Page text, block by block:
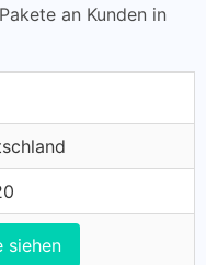
an Kunden in
siehen